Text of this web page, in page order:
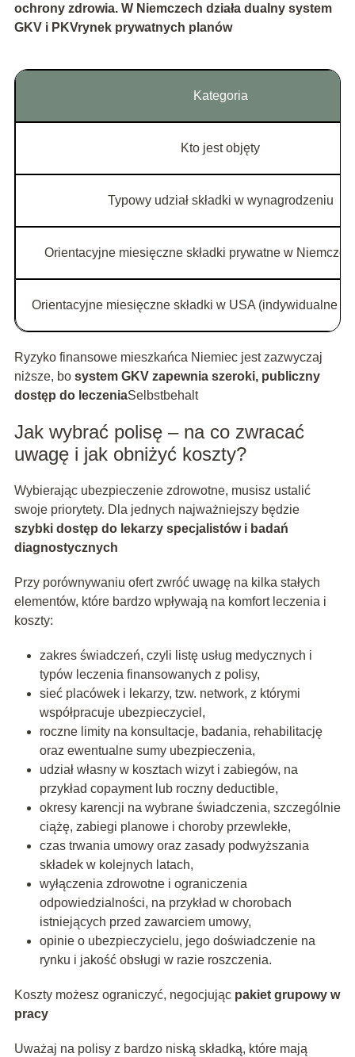
ochrony zdrowia. W Niemczech działa dualny system
GKV i PKVrynek prywatnych planów
Kategoria
Kto jest objęty
Typowy udział składki w wynagrodzeniu
Orientacyjne miesięczne składki prywatne w
Orientacyjne miesięczne składki w USA (indywidualne
Ryzyko finansowe mieszkańca Niemiec jest zazwyczaj
niższe, bo system GKV zapewnia szeroki, publiczny
dostęp do leczeniaSelbstbehalt
Jak wybrać polisę – na co zwracać
uwagę i jak obniżyć koszty?
Wybierając ubezpieczenie zdrowotne, musisz ustalić
swoje priorytety. Dla jednych najważniejszy będzie
szybki dostęp do lekarzy specjalistów i badań
diagnostycznych
Przy porównywaniu ofert zwróć uwagę na kilka stałych
elementów, które bardzo wpływają na komfort leczenia i
koszty:
zakres świadczeń, czyli listę usług medycznych i
typów leczenia finansowanych z polisy,
sieć placówek i lekarzy, tzw. network, z którymi
współpracuje ubezpieczyciel,
roczne limity na konsultacje, badania, rehabilitację
oraz ewentualne sumy ubezpieczenia,
udział własny w kosztach wizyt i zabiegów, na
przykład copayment lub roczny deductible,
okresy karencji na wybrane świadczenia, szczególnie
ciążę, zabiegi planowe i choroby przewlekłe,
czas trwania umowy oraz zasady podwyższania
składek w kolejnych latach,
wyłączenia zdrowotne i ograniczenia
odpowiedzialności, na przykład w chorobach
istniejących przed zawarciem umowy,
opinie o ubezpieczycielu, jego doświadczenie na
rynku i jakość obsługi w razie roszczenia.
Koszty możesz ograniczyć, negocjując pakiet grupowy w
pracy
Uważaj na polisy z bardzo niską składką, które mają